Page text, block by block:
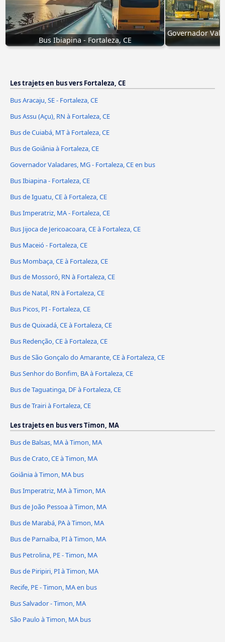
Bus Ibiapina - Fortaleza, CE
Governador
Les trajets en bus vers Fortaleza, CE
Bus Aracaju, SE - Fortaleza, CE
Bus Assu (Açu), RN à Fortaleza, CE
Bus de Cuiabá, MT à Fortaleza, CE
Bus de Goiânia à Fortaleza, CE
Governador Valadares, MG - Fortaleza, CE en bus
Bus Ibiapina - Fortaleza, CE
Bus de Iguatu, CE à Fortaleza, CE
Bus Imperatriz, MA - Fortaleza, CE
Bus Jijoca de Jericoacoara, CE à Fortaleza, CE
Bus Maceió - Fortaleza, CE
Bus Mombaça, CE à Fortaleza, CE
Bus de Mossoró, RN à Fortaleza, CE
Bus de Natal, RN à Fortaleza, CE
Bus Picos, PI - Fortaleza, CE
Bus de Quixadá, CE à Fortaleza, CE
Bus Redenção, CE à Fortaleza, CE
Bus de São Gonçalo do Amarante, CE à Fortaleza, CE
Bus Senhor do Bonfim, BA à Fortaleza, CE
Bus de Taguatinga, DF à Fortaleza, CE
Bus de Trairi à Fortaleza, CE
Les trajets en bus vers Timon, MA
Bus de Balsas, MA à Timon, MA
Bus de Crato, CE à Timon, MA
Goiânia à Timon, MA bus
Bus Imperatriz, MA à Timon, MA
Bus de João Pessoa à Timon, MA
Bus de Marabá, PA à Timon, MA
Bus de Parnaíba, PI à Timon, MA
Bus Petrolina, PE - Timon, MA
Bus de Piripiri, PI à Timon, MA
Recife, PE - Timon, MA en bus
Bus Salvador - Timon, MA
São Paulo à Timon, MA bus